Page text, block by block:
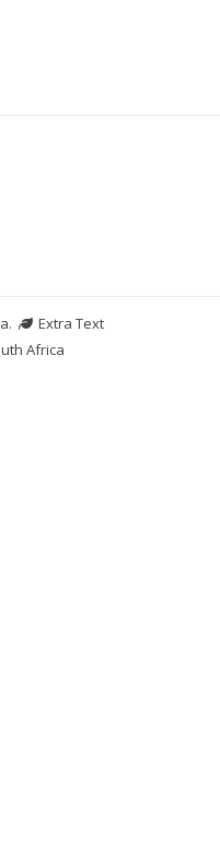
.
Extra Text
Africa